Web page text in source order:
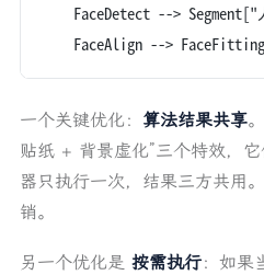
FaceDetect -->
FaceAlign -->
一个关键优化： 算法结果共享
贴纸 + 背景虚化”三个特效，
器只执行一次，结果三方共用
销。
另一个优化是 按需执行：如果